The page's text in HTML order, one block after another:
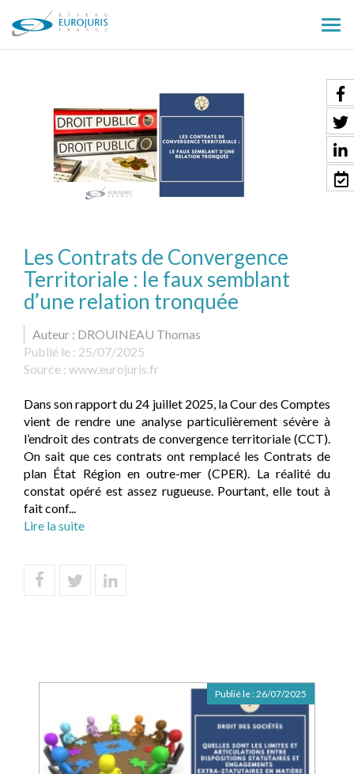
le
Les Contrats de Convergence
Territoriale : le faux semblant
d’une relation tronquée
Auteur : DROUINEAU Thomas
Publié le : 25/07/2025
Source : www.eurojuris.fr
Dans son rapport du 24 juillet 2025, la Cour des Comptes
vient de rendre une analyse particulièrement sévère à
l’endroit des contrats de convergence territoriale (CCT).
On sait que ces contrats ont remplacé les Contrats de
plan État Région en outre-mer (CPER). La réalité du
constat opéré est assez rugueuse. Pourtant, elle tout à
fait conf...
Lire la suite
Publié le :26/07/2025